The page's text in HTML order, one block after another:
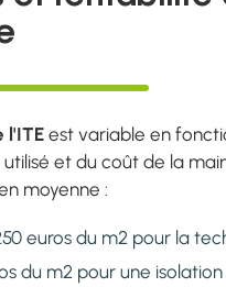
l'ITE est variable en
utilisé et du coût de la
moyenne :
euros du m2 pour la
du m2 pour une